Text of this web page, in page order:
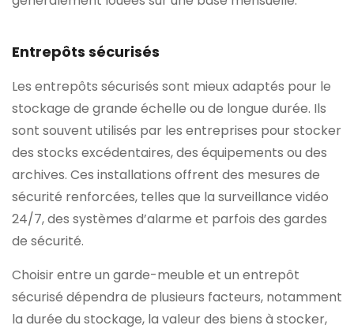
Entrepôts sécurisés
Les entrepôts sécurisés sont mieux adaptés pour le
stockage de grande échelle ou de longue durée. Ils
sont souvent utilisés par les entreprises pour stocker
des stocks excédentaires, des équipements ou des
archives. Ces installations offrent des mesures de
sécurité renforcées, telles que la surveillance vidéo
24/7, des systèmes d’alarme et parfois des gardes
de sécurité.
Choisir entre un garde-meuble et un entrepôt
sécurisé dépendra de plusieurs facteurs, notamment
la durée du stockage, la valeur des biens à stocker,